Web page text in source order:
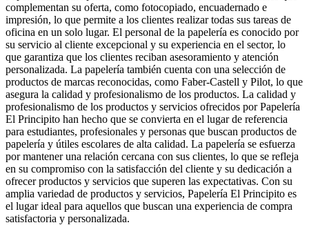
complementan su oferta, como fotocopiado, encuadernado e
impresión, lo que permite a los clientes realizar todas sus tareas de
oficina en un solo lugar. El personal de la papelería es conocido por
su servicio al cliente excepcional y su experiencia en el sector, lo
que garantiza que los clientes reciban asesoramiento y atención
personalizada. La papelería también cuenta con una selección de
productos de marcas reconocidas, como Faber-Castell y Pilot, lo que
asegura la calidad y profesionalismo de los productos. La calidad y
profesionalismo de los productos y servicios ofrecidos por Papelería
El Principito han hecho que se convierta en el lugar de referencia
para estudiantes, profesionales y personas que buscan productos de
papelería y útiles escolares de alta calidad. La papelería se esfuerza
por mantener una relación cercana con sus clientes, lo que se refleja
en su compromiso con la satisfacción del cliente y su dedicación a
ofrecer productos y servicios que superen las expectativas. Con su
amplia variedad de productos y servicios, Papelería El Principito es
el lugar ideal para aquellos que buscan una experiencia de compra
satisfactoria y personalizada.